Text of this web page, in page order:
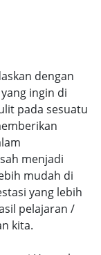
dengan
ingin di
pada sesuatu
menjadi
mudah di
yang lebih
pelajaran /
kita.